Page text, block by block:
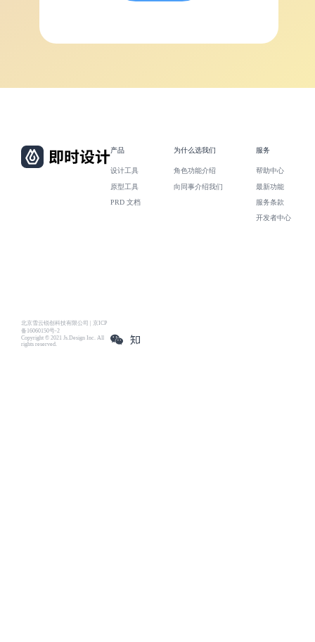
北京雪云锐创科技有限公司 | 京ICP
备16060150号-2
Copyright © 2021 Js.Design Inc. All
rights reserved.
产品
设计工具
原型工具
PRD 文档
为什么选我们
角色功能介绍
向同事介绍我们
服务
帮助中心
最新功能
服务条款
开发者中心